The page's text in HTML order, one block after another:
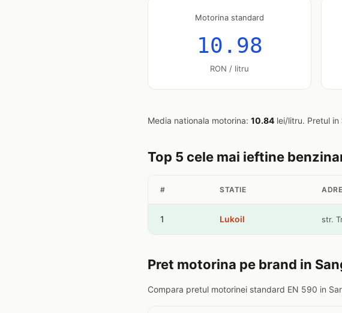
Motorina standard
10.98
RON / litru
Media nationala motorina: 10.84 lei/litru. Pretul
Top 5 cele mai ieftine
# STATIE
1 Lukoil str.
Pret motorina pe brand in
Compara pretul motorinei standard EN 590 in